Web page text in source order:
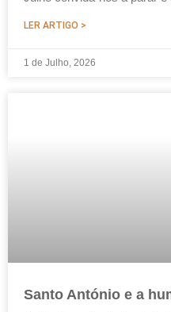
LER ARTIGO >
1 de Julho, 2026
Santo António e a